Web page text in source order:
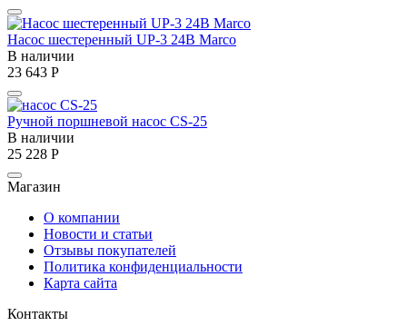
Насос шестеренный UP-3 24В Marco
В наличии
23 643 Р
Ручной поршневой насос CS-25
В наличии
25 228 Р
Магазин
О компании
Новости и статьи
Отзывы покупателей
Политика конфиденциальности
Карта сайта
Контакты